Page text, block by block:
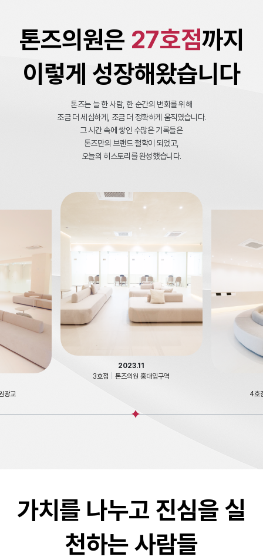
톤즈의원은 27호점까지
이렇게 성장해왔습니다
톤즈는 늘 한 사람, 한 순간의 변화를 위해
조금 더 세심하게, 조금 더 정확하게 움직였습니다.
그 시간 속에 쌓인 수많은 기록들은
톤즈만의 브랜드 철학이 되었고,
오늘의 히스토리를 완성했습니다.
구역
2023.12
4호점
| 톤즈의원 의정부
5호점
가치를 나누고 진심을 실
천하는 사람들